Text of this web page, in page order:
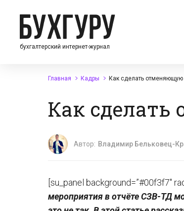
бухгалтерский интернет-журнал
Главная Кадры Как сделать
Как
Автор: Владимир Бельковец-
[su_panel background=”#00f3f7″
мероприятия в отчёте СЗВ-ТД